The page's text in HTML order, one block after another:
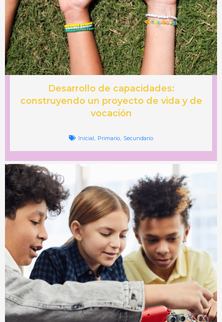
Desarrollo de capacidades:
construyendo un proyecto de vida y de
vocación
Inicial Primario, Secundario